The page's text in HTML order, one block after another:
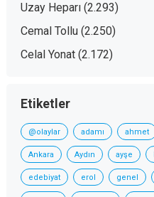
Uzay Heparı (2.293)
Cemal Tollu (2.250)
Celal Yonat (2.172)
Etiketler
@olaylar adamı ahmet
Ankara Aydın ayşe
edebiyat erol genel